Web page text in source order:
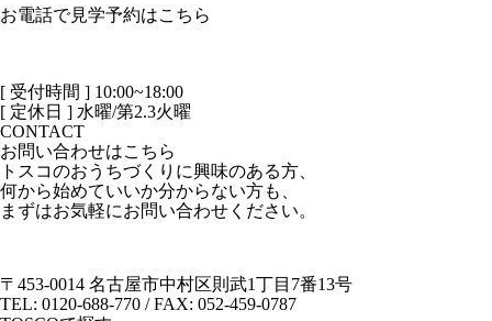
お電話で見学予約はこちら
[ 受付時間 ] 10:00~18:00
[ 定休日 ] 水曜/第2.3火曜
CONTACT
お問い合わせはこちら
トスコのおうちづくりに興味のある方、
何から始めていいか分からない方も、
まずはお気軽にお問い合わせください。
〒453-0014 名古屋市中村区則武1丁目7番13号
TEL: 0120-688-770 / FAX: 052-459-0787